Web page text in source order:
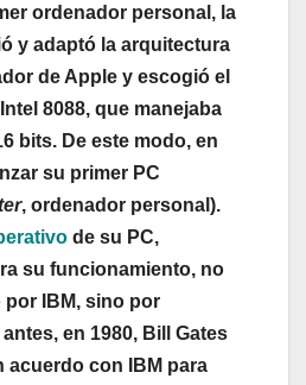
ordenador personal, la
y adaptó la arquitectura
de Apple y escogió el
8088, que manejaba
bits. De este modo, en
su primer PC
, ordenador personal).
de su PC,
su funcionamiento, no
por IBM, sino por
en 1980, Bill Gates
acuerdo con IBM para